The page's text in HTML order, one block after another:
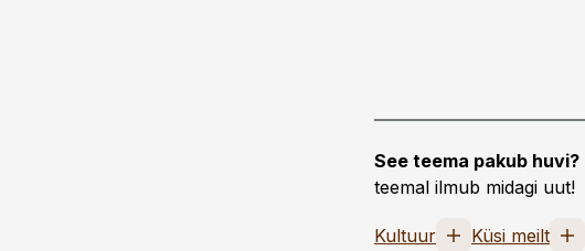
See teema pakub huvi?
teemal ilmub midagi uut!
Kultuur Küsi meilt